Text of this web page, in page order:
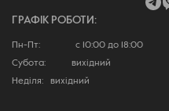
ГРАФІК РОБОТИ:
Пн-Пт: с 10:00 до 18:00
Субота: вихідний
Неділя: вихідний